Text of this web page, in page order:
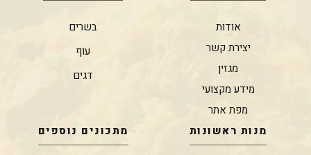
אודות
יצירת קשר
מגזין
מידע מקצועי
מפת אתר
בשרים
עוף
דגים
מנות ראשונות מתכונים נוספים